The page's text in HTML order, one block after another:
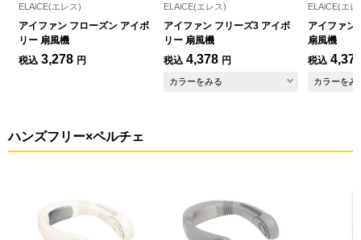
ELAiCE(エレス)
アイファン フローズン アイボ
リー 扇風機
税込 3,278 円
ELAiCE(エレス)
アイファン フリーズ3 アイボ
リー 扇風機
税込 4,378 円
カラーをみる
ELAiCE(エレ
アイファン
扇風機
税込
カラーをみ
ハンズフリー×ペルチェ